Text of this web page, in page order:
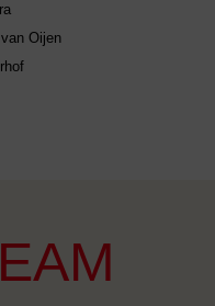
Oijen